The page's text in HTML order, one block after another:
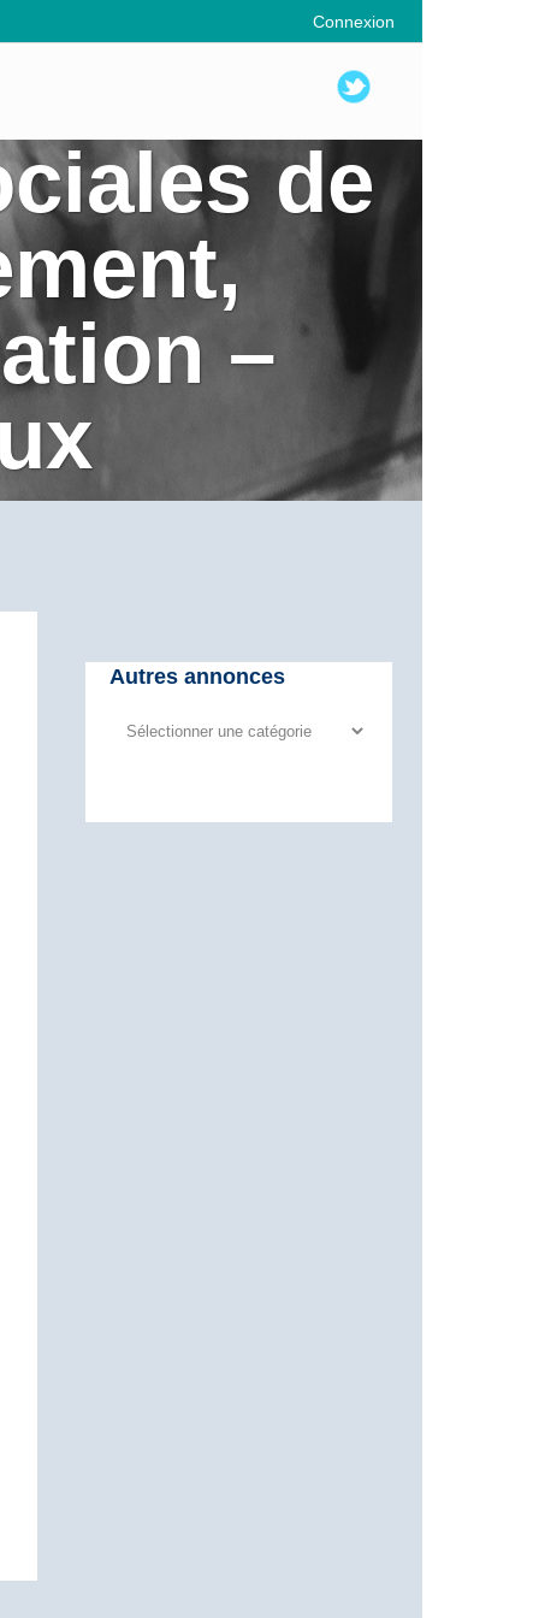
Connexion
de
–
Autres annonces
Autres